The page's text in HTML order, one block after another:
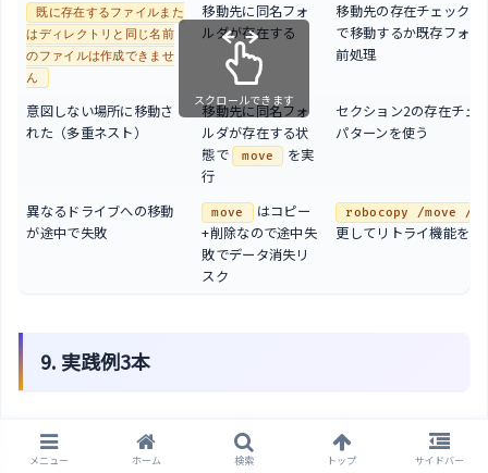
既に存在するファイルまた
はディレクトリと同じ名前
のファイルは作成できませ
ん
移動先に同名フォ
ルダが存在する
移動先の存在チェック後
で移動するか既存フォル
前処理
意図しない場所に移動さ
れた（多重ネスト）
移動先に同名フォ
ルダが存在する状
態で
move
を実
行
セクション2の存在チェ
パターンを使う
異なるドライブへの移動
が途中で失敗
move
はコピー
+削除なので途中失
敗でデータ消失リ
スク
robocopy /move /e
更してリトライ機能を利
スクロールできます
9. 実践例3本
実践例1：完了済みプロジェクトフォルダを日付別に
メニュー ホーム 検索 トップ サイドバー